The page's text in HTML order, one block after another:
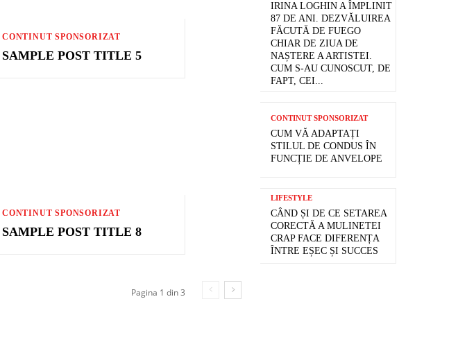
CONTINUT SPONSORIZAT
SAMPLE POST TITLE 5
CONTINUT SPONSORIZAT
SAMPLE POST TITLE 8
Pagina 1 din 3
IRINA LOGHIN A ÎMPLINIT
87 DE ANI. DEZVĂLUIREA
FĂCUTĂ DE FUEGO
CHIAR DE ZIUA DE
NAȘTERE A ARTISTEI.
CUM S-AU CUNOSCUT, DE
FAPT, CEI...
CONTINUT SPONSORIZAT
CUM VĂ ADAPTAȚI
STILUL DE CONDUS ÎN
FUNCȚIE DE ANVELOPE
LIFESTYLE
CÂND ȘI DE CE SETAREA
CORECTĂ A MULINETEI
CRAP FACE DIFERENȚA
ÎNTRE EȘEC ȘI SUCCES